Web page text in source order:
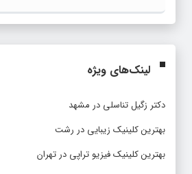
لینک‌های ویژه
دکتر زگیل تناسلی در مشهد
بهترین کلینیک زیبایی در رشت
بهترین کلینیک فیزیو تراپی در تهران